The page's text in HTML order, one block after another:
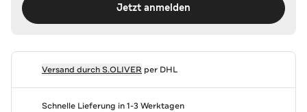
Jetzt anmelden
Versand durchS.OLIVER per DHL
Schnelle Lieferung in 1-3 Werktagen